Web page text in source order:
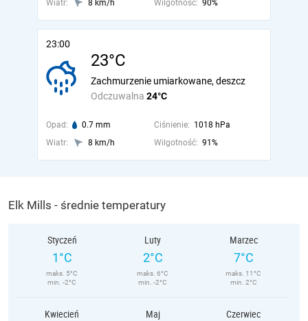
Wiatr: 8 km/h Wilgotność: 90%
23:00
23°C
Odczuwalna 24°C
Zachmurzenie umiarkowane, deszcz
Opad: 0.7 mm Ciśnienie: 1018 hPa
Wiatr:
8 km/h Wilgotność: 91%
Elk Mills - średnie temperatury
Styczeń
1°C
maks. 5°C
min. -2°C
Luty
2°C
maks. 6°C
min. -2°C
Marzec
7°C
maks. 11°C
min. 2°C
Kwiecień Maj Czerwiec